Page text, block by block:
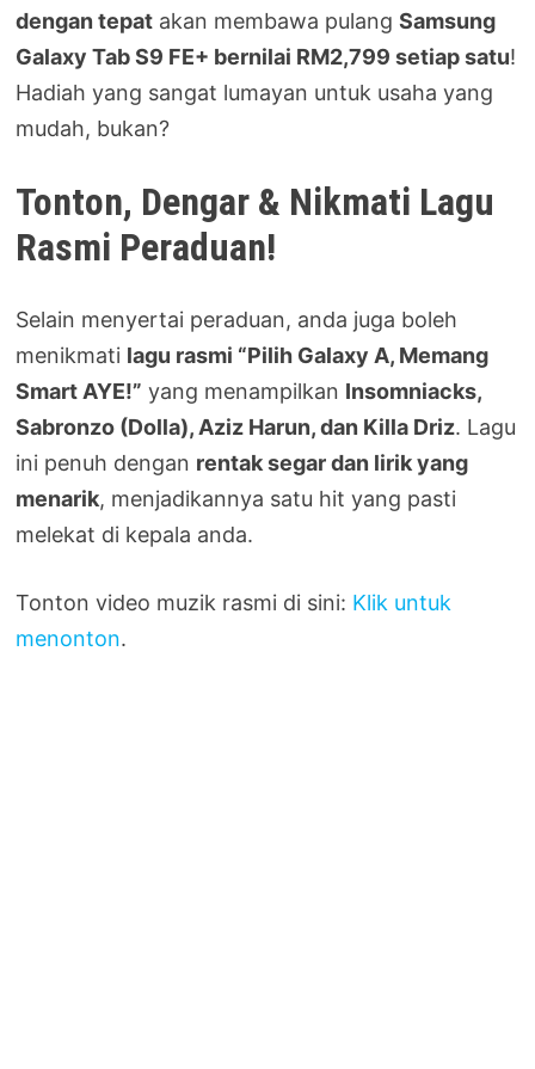
dengan tepat akan membawa pulangSamsung
Galaxy Tab S9 FE+ bernilai RM2,799 setiap satu!
Hadiah yang sangat lumayan untuk usaha yang
mudah, bukan?
Tonton, Dengar & Nikmati Lagu
Rasmi Peraduan!
Selain menyertai peraduan, anda juga boleh
menikmati lagu rasmi “Pilih Galaxy A, Memang
Smart AYE!” yang menampilkan Insomniacks,
Sabronzo (Dolla), Aziz Harun, dan Killa Driz. Lagu
ini penuh dengan rentak segar dan lirik yang
menarik, menjadikannya satu hit yang pasti
melekat di kepala anda.
Tonton video muzik rasmi di sini: Klik untuk
menonton.